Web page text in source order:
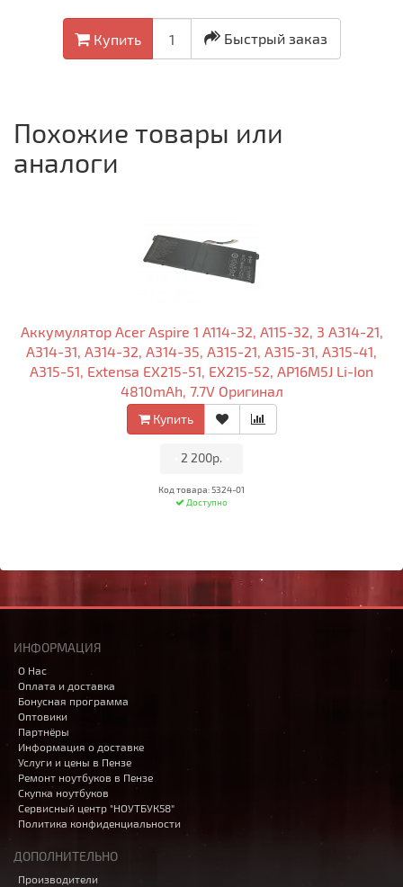
Купить Быстрый заказ
Похожие товары или
аналоги
Аккумулятор Acer Aspire 1 A114-32, A115-32, 3 A314-21,
A314-31, A314-32, A314-35, A315-21, A315-31, A315-41,
A315-51, Extensa EX215-51, EX215-52, AP16M5J Li-Ion
4810mAh, 7.7V Оригинал
Купить
2 200р.
Код товара: 5324-01
Доступно
ИНФОРМАЦИЯ
О Нас
Оплата и доставка
Бонусная программа
Оптовики
Партнёры
Информация о доставке
Услуги и цены в Пензе
Ремонт ноутбуков в Пензе
Скупка ноутбуков
Сервисный центр "НОУТБУК58"
Политика конфиденциальности
ДОПОЛНИТЕЛЬНО
Производители